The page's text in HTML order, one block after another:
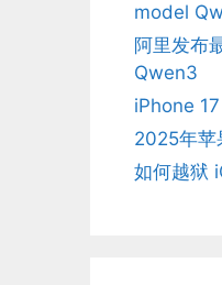
model
阿里发布
Qwen3
iPhone
2025年苹
如何越狱